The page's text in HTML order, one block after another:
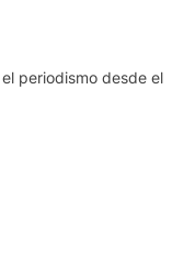
periodismo desde el